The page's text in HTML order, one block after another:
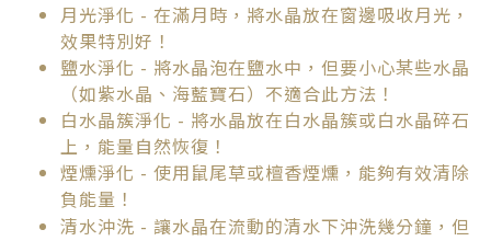
月光淨化 - 在滿月時，將水晶放在窗邊吸收月光，
效果特別好！
鹽水淨化 - 將水晶泡在鹽水中，但要小心某些水晶
（如紫水晶、海藍寶石）不適合此方法！
白水晶簇淨化 - 將水晶放在白水晶簇或白水晶碎石
上，能量自然恢復！
煙燻淨化 - 使用鼠尾草或檀香煙燻，能夠有效清除
負能量！
清水沖洗 - 讓水晶在流動的清水下沖洗幾分鐘，但